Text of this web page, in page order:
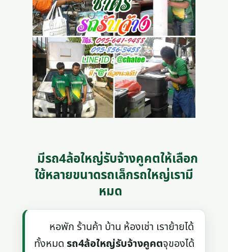
มีรถ4ล้อใหญ่รับจ้างคูคตให้เลือก
ใช้หลายขนาดรถเล็กรถใหญ่เรามี
หมด
หอพัก ร้านค้า บ้าน ห้องเช่า เราย้ายได้
ทั้งหมดรถ4ล้อใหญ่รับจ้างคูคตจุของได้